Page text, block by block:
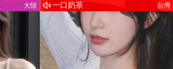
大陸 一口奶茶 台灣